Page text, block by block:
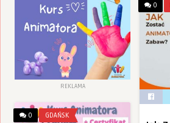
REKLAMA
0
0 GDAŃSK